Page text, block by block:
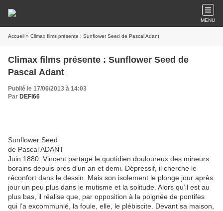
MENU
Accueil » Climax films présente : Sunflower Seed de Pascal Adant
Climax films présente : Sunflower Seed de
Pascal Adant
Publié le 17/06/2013 à 14:03
Par DEFI66
Sunflower Seed
de Pascal ADANT
Juin 1880. Vincent partage le quotidien douloureux des mineurs
borains depuis près d’un an et demi. Dépressif, il cherche le
réconfort dans le dessin. Mais son isolement le plonge jour après
jour un peu plus dans le mutisme et la solitude. Alors qu’il est au
plus bas, il réalise que, par opposition à la poignée de pontifes
qui l’a excommunié, la foule, elle, le plébiscite. Devant sa maison,